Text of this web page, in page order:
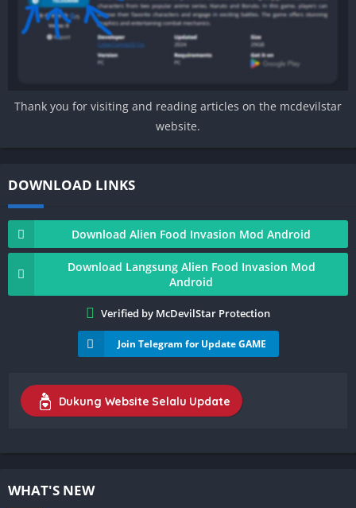
Thank you for visiting and reading articles on the mcdevilstar
website.
DOWNLOAD LINKS
Download Alien Food Invasion Mod Android
Download Langsung Alien Food Invasion Mod
Android
Verified by McDevilStar Protection
Join Telegram for Update GAME
Dukung Website Selalu Update
WHAT'S NEW